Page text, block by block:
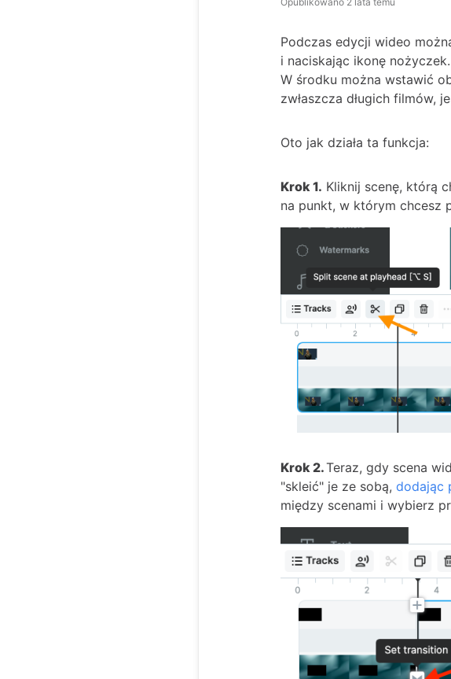
Podczas edycji wideo
i naciskając ikonę nożyczek.
W środku można wstawić
zwłaszcza długich filmów,
Oto jak działa ta funkcja:
Krok 1. Kliknij scenę, którą
na punkt, w którym chcesz
Krok 2.Teraz, gdy scena
"skleić" je ze sobą, dodając
między scenami i wybierz